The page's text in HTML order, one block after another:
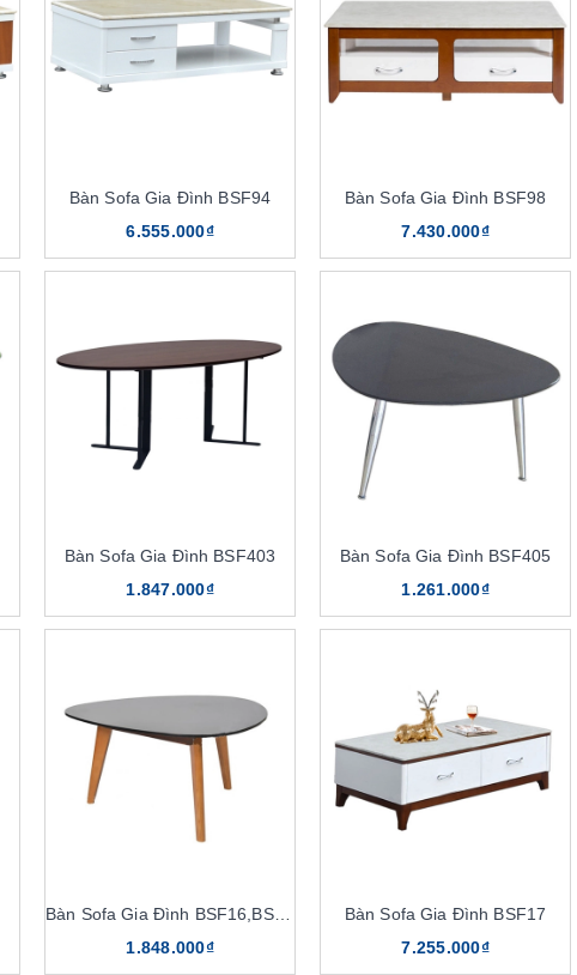
Bàn Sofa Gia Đình BSF94
6.555.000₫
Bàn Sofa Gia Đình BSF98
7.430.000₫
Bàn Sofa Gia Đình BSF403
1.847.000₫
Bàn Sofa Gia Đình BSF405
1.261.000₫
Bàn Sofa Gia Đình BSF16,BSF16,K8
1.848.000₫
Bàn Sofa Gia Đình BSF17
7.255.000₫